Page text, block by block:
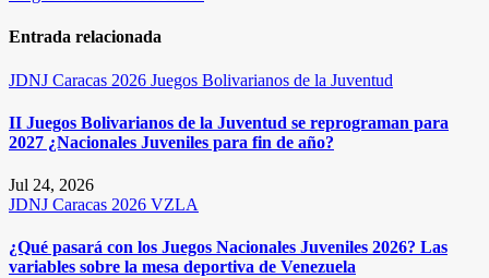
Entrada relacionada
JDNJ Caracas 2026 Juegos Bolivarianos de la Juventud
II Juegos Bolivarianos de la Juventud se reprograman para
2027 ¿Nacionales Juveniles para fin de año?
Jul 24, 2026
JDNJ Caracas 2026 VZLA
¿Qué pasará con los Juegos Nacionales Juveniles 2026? Las
variables sobre la mesa deportiva de Venezuela